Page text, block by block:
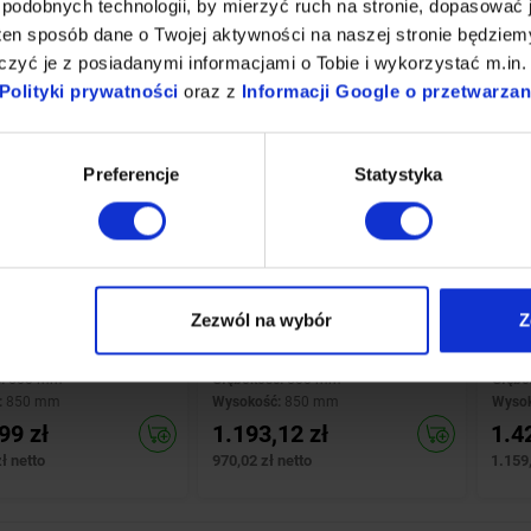
technologii, by mierzyć ruch na stronie, dopasować
sposób dane o Twojej aktywności na naszej stronie
je z posiadanymi informacjami o Tobie i wykorzystać
Polityki prywatności oraz z Informacji Google o
Preferencje Statystyka
Zezwól na wybór
Porównaj
ze stali
500 mm
850 mm
zł
netto
-49% Porównaj
INOXI
Wózek transportowy ze stali
nierdzewnej, platforma |
900x500x(h)850 mm
Szerokość:900 mm
Głębokość:500 mm
Wysokość: 850 mm
1.193,12 zł
970,02 zł netto
-
INOXI